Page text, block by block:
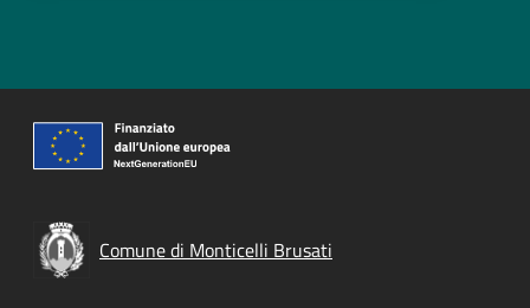
Comune di Monticelli Brusati